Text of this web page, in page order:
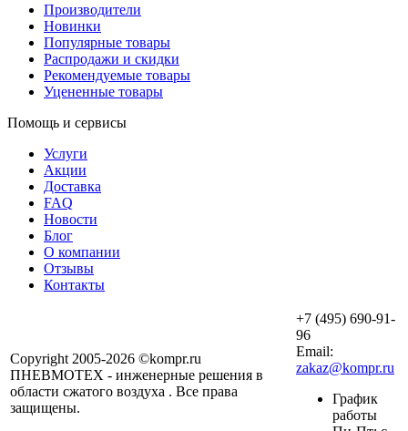
Производители
Новинки
Популярные товары
Распродажи и скидки
Рекомендуемые товары
Уцененные товары
Помощь и сервисы
Услуги
Акции
Доставка
FAQ
Новости
Блог
О компании
Отзывы
Контакты
Copyright 2005-2026 ©kompr.ru
ПНЕВМОТЕХ - инженерные решения в
области сжатого воздуха . Все права
защищены.
+7 (495) 690-91-
96
Email:
zakaz@kompr.ru
График
работы